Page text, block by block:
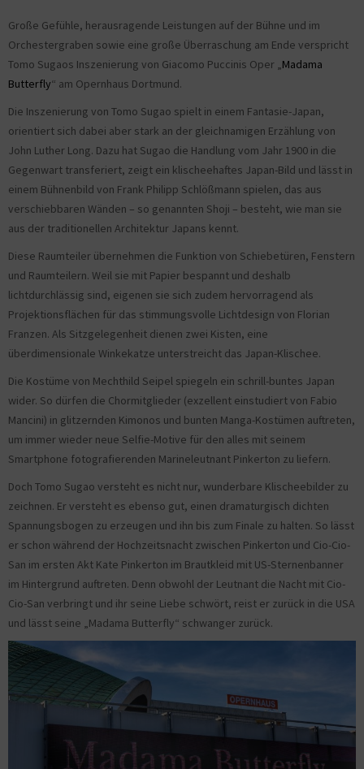
Große Gefühle, herausragende Leistungen auf der Bühne und im
Orchestergraben sowie eine große Überraschung am Ende verspricht
Tomo Sugaos Inszenierung von Giacomo Puccinis Oper „Madama
Butterfly“ am Opernhaus Dortmund.
Die Inszenierung von Tomo Sugao spielt in einem Fantasie-Japan,
orientiert sich dabei aber stark an der gleichnamigen Erzählung von
John Luther Long. Dazu hat Sugao die Handlung vom Jahr 1900 in die
Gegenwart transferiert, zeigt ein klischeehaftes Japan-Bild und lässt in
einem Bühnenbild von Frank Philipp Schlößmann spielen, das aus
verschiebbaren Wänden – so genannten Shoji – besteht, wie man sie
aus der traditionellen Architektur Japans kennt.
Diese Raumteiler übernehmen die Funktion von Schiebetüren, Fenstern
und Raumteilern. Weil sie mit Papier bespannt und deshalb
lichtdurchlässig sind, eigenen sie sich zudem hervorragend als
Projektionsflächen für das stimmungsvolle Lichtdesign von Florian
Franzen. Als Sitzgelegenheit dienen zwei Kisten, eine
überdimensionale Winkekatze unterstreicht das Japan-Klischee.
Die Kostüme von Mechthild Seipel spiegeln ein schrill-buntes Japan
wider. So dürfen die Chormitglieder (exzellent einstudiert von Fabio
Mancini) in glitzernden Kimonos und bunten Manga-Kostümen auftreten,
um immer wieder neue Selfie-Motive für den alles mit seinem
Smartphone fotografierenden Marineleutnant Pinkerton zu liefern.
Doch Tomo Sugao versteht es nicht nur, wunderbare Klischeebilder zu
zeichnen. Er versteht es ebenso gut, einen dramaturgisch dichten
Spannungsbogen zu erzeugen und ihn bis zum Finale zu halten. So lässt
er schon während der Hochzeitsnacht zwischen Pinkerton und Cio-Cio-
San im ersten Akt Kate Pinkerton im Brautkleid mit US-Sternenbanner
im Hintergrund auftreten. Denn obwohl der Leutnant die Nacht mit Cio-
Cio-San verbringt und ihr seine Liebe schwört, reist er zurück in die USA
und lässt seine „Madama Butterfly“ schwanger zurück.